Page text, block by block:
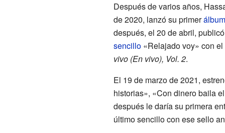
Después de varios años,
de 2020, lanzó su primer
después, el 20 de abril,
sencillo«Relajado voy» con el
vivo (En vivo), Vol. 2.
El 19 de marzo de 2021,
historias», «Con dinero baila
después le daría su primera
último sencillo con ese sello